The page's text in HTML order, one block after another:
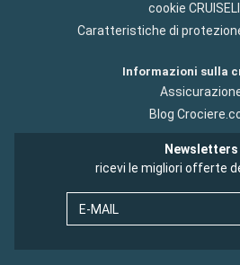
cookie
Caratteristiche di
Informazioni sulla
Blog
Newsletters
ricevi le migliori offerte
E-MAIL